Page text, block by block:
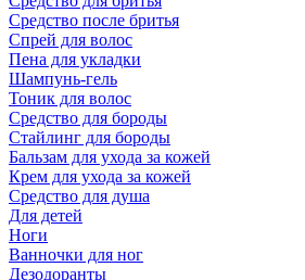
Средство после бритья
Спрей для волос
Пена для укладки
Шампунь-гель
Тоник для волос
Средство для бороды
Стайлинг для бороды
Бальзам для ухода за кожей
Крем для ухода за кожей
Средство для душа
Для детей
Ноги
Ванночки для ног
Дезодоранты